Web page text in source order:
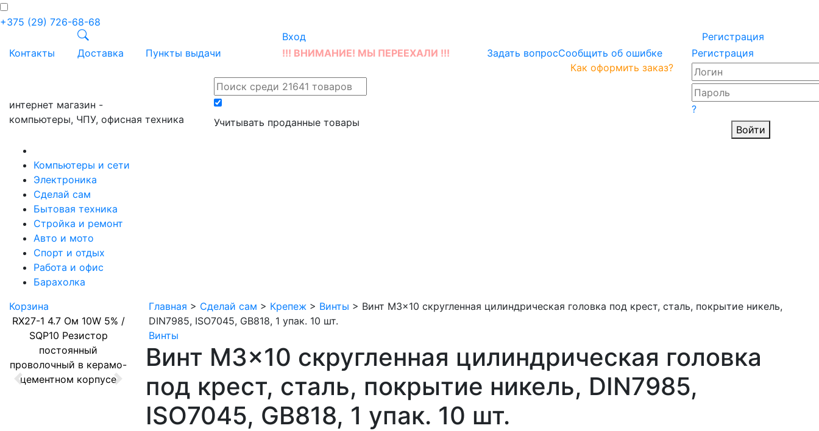
+375 (29) 726-68-68
Вход
Регистрация
Контакты
Доставка Пункты выдачи !!! ВНИМАНИЕ! МЫ ПЕРЕЕХАЛИ !!! Задать вопросСообщить об ошибке Регистрация
интернет магазин -
компьютеры, ЧПУ, офисная техника
Как оформить заказ?
Учитывать проданные товары
?
Войти
Компьютеры и сети
Электроника
Сделай сам
Бытовая техника
Стройка и ремонт
Авто и мото
Спорт и отдых
Работа и офис
Барахолка
Корзина
RX27-1 4.7 Ом 10W 5% /
SQP10 Резистор
постоянный
проволочный в керамо-
цементном корпусе
Previous Next
Главная > Сделай сам > Крепеж > Винты > Винт M3x10 скругленная цилиндрическая головка под крест, сталь, покрытие никель,
DIN7985, ISO7045, GB818, 1 упак. 10 шт.
Винты
Винт M3x10 скругленная цилиндрическая головка
под крест, сталь, покрытие никель, DIN7985,
ISO7045, GB818, 1 упак. 10 шт.